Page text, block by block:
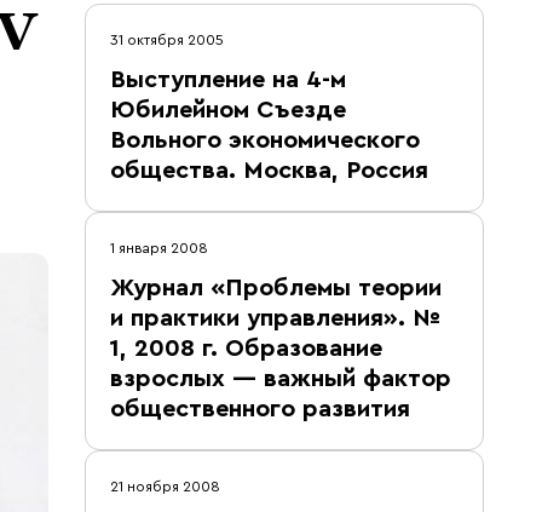
31 октября 2005
Выступление на 4-м
Юбилейном Съезде
Вольного экономического
общества. Москва, Россия
1 января 2008
Журнал «Проблемы теории
и практики управления». №
1, 2008 г. Образование
взрослых — важный фактор
общественного развития
21 ноября 2008